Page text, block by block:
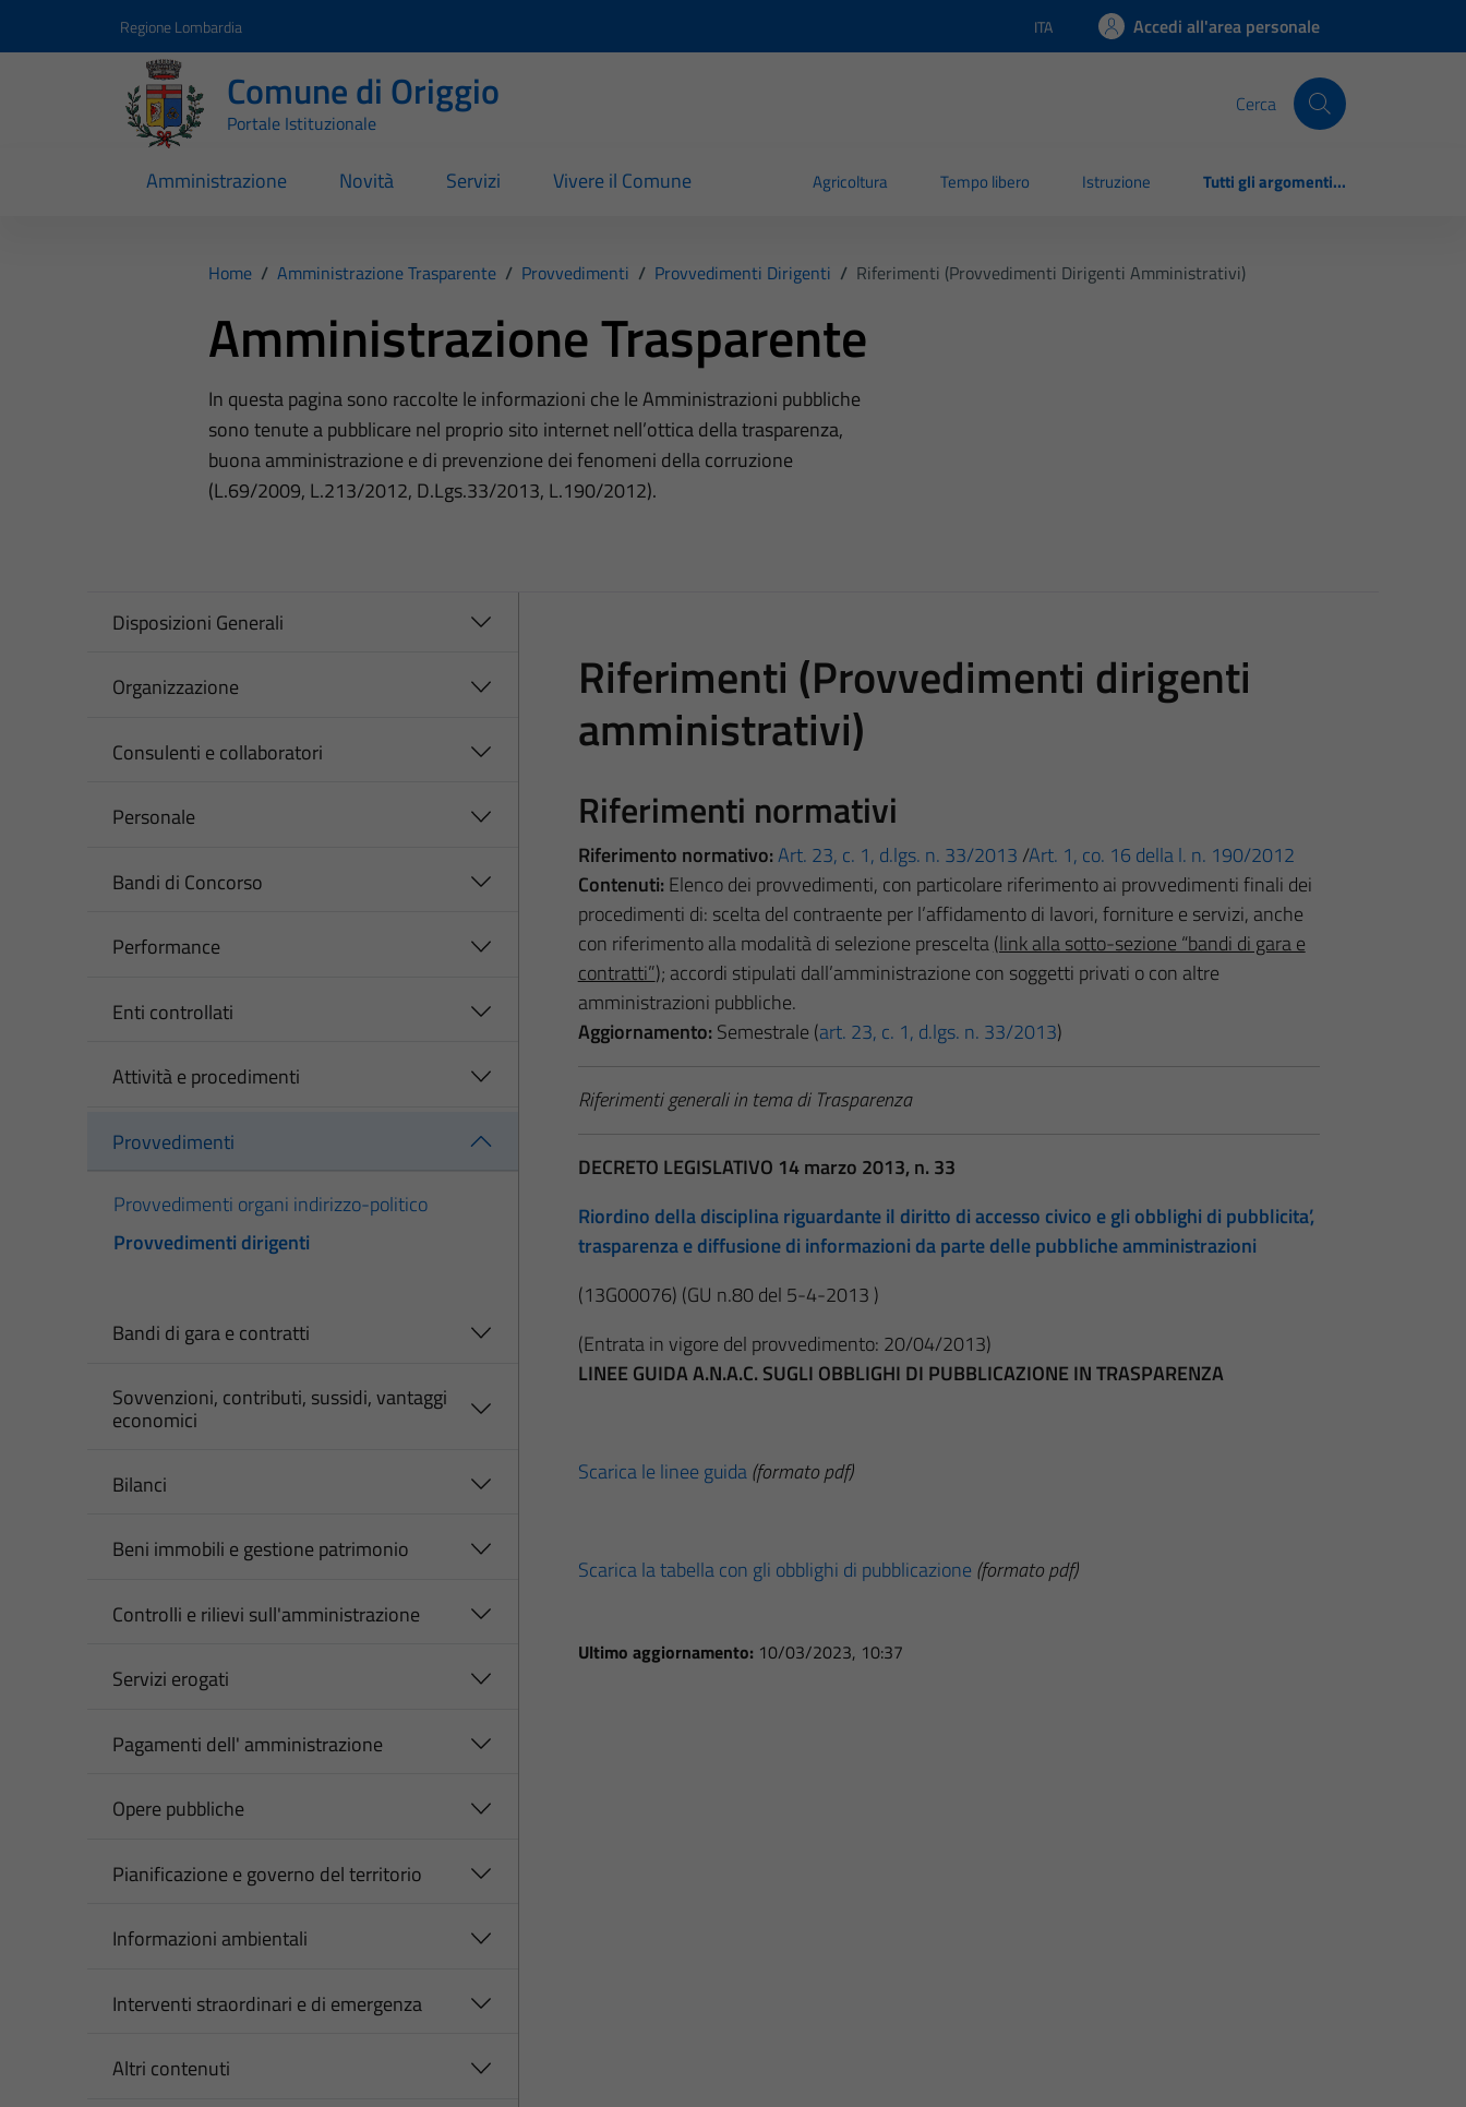
Regione Lombardia Lingua attiva:
ITA Accedi all'area personale
Comune di Origgio
Portale Istituzionale
Cerca
Amministrazione Novità Servizi Vivere il Comune Agricoltura Tempo libero Istruzione Tutti gli argomenti...
Home / Amministrazione Trasparente / Provvedimenti / Provvedimenti Dirigenti / Riferimenti (Provvedimenti Dirigenti Amministrativi)
Amministrazione Trasparente
In questa pagina sono raccolte le informazioni che le Amministrazioni pubbliche
sono tenute a pubblicare nel proprio sito internet nell’ottica della trasparenza,
buona amministrazione e di prevenzione dei fenomeni della corruzione
(L.69/2009, L.213/2012, D.Lgs.33/2013, L.190/2012).
Disposizioni Generali
Organizzazione
Consulenti e collaboratori
Personale
Bandi di Concorso
Performance
Enti controllati
Attività e procedimenti
Provvedimenti
Provvedimenti organi indirizzo-politico
Provvedimenti dirigenti
Bandi di gara e contratti
Sovvenzioni, contributi, sussidi, vantaggi
economici
Bilanci
Beni immobili e gestione patrimonio
Controlli e rilievi sull'amministrazione
Servizi erogati
Pagamenti dell' amministrazione
Opere pubbliche
Pianificazione e governo del territorio
Informazioni ambientali
Interventi straordinari e di emergenza
Altri contenuti
Riferimenti (Provvedimenti dirigenti
amministrativi)
Riferimenti normativi
Riferimento normativo:Art. 23, c. 1, d.lgs. n. 33/2013 /Art. 1, co. 16 della l. n. 190/2012
Contenuti: Elenco dei provvedimenti, con particolare riferimento ai provvedimenti finali dei
procedimenti di: scelta del contraente per l’affidamento di lavori, forniture e servizi, anche
con riferimento alla modalità di selezione prescelta(link alla sotto-sezione “bandi di gara e
contratti”); accordi stipulati dall’amministrazione con soggetti privati o con altre
amministrazioni pubbliche.
Aggiornamento: Semestrale (art. 23, c. 1, d.lgs. n. 33/2013)
Riferimenti generali in tema di Trasparenza
DECRETO LEGISLATIVO 14 marzo 2013, n. 33
Riordino della disciplina riguardante il diritto di accesso civico e gli obblighi di pubblicita’,
trasparenza e diffusione di informazioni da parte delle pubbliche amministrazioni
(13G00076) (GU n.80 del 5-4-2013 )
(Entrata in vigore del provvedimento: 20/04/2013)
LINEE GUIDA A.N.A.C. SUGLI OBBLIGHI DI PUBBLICAZIONE IN TRASPARENZA
Scarica le linee guida(formato pdf)
Scarica la tabella con gli obblighi di pubblicazione (formato pdf)
Ultimo aggiornamento: 10/03/2023, 10:37